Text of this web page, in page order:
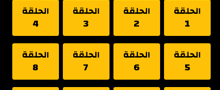
الحلقة
1
الحلقة
2
الحلقة
3
الحلقة
4
الحلقة
5
الحلقة
6
الحلقة
7
الحلقة
8